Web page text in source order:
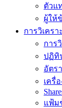
ตัวแ
ผู้ให้
การวิเครา
การ
ปฏิทิ
อัตร
เครื่
แฟ้ม